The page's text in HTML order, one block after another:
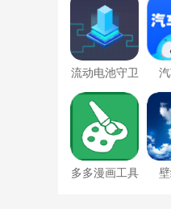
流动电池守卫
多多漫画工具